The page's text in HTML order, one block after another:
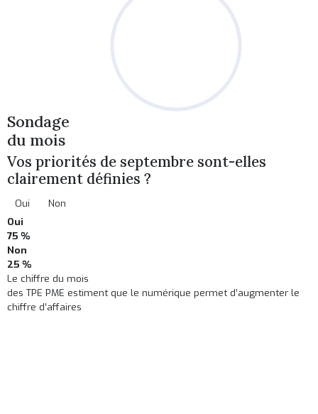
Sondage
du mois
Vos priorités de septembre sont-elles
clairement définies ?
Oui
Non
Oui
75 %
Non
25 %
Le chiffre du mois
des TPE PME estiment que le numérique permet d’augmenter le
chiffre d’affaires